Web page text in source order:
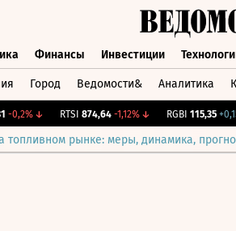
Финансы Инвестиции
Город Ведомости& Аналитика
-0,2%↓ RTSI 874,64 -1,12%↓ RGBI 115,35
топливном рынке: меры, динамика,